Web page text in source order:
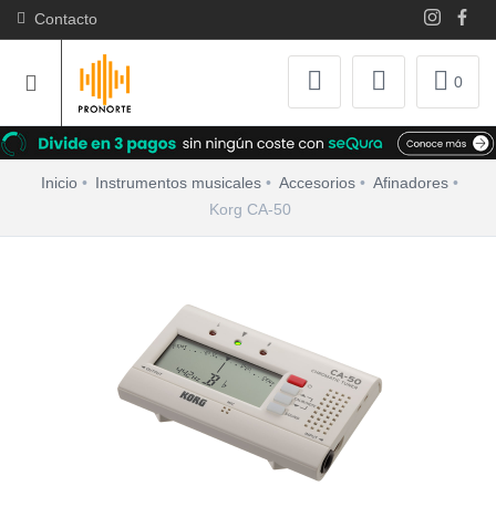
Contacto
0
Inicio Instrumentos musicales Accesorios
Afinadores
Korg CA-50